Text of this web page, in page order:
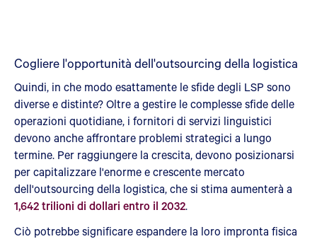
Cogliere l'opportunità dell'outsourcing della logistica
Quindi, in che modo esattamente le sfide degli LSP sono
diverse e distinte? Oltre a gestire le complesse sfide delle
operazioni quotidiane, i fornitori di servizi linguistici
devono anche affrontare problemi strategici a lungo
termine. Per raggiungere la crescita, devono posizionarsi
per capitalizzare l'enorme e crescente mercato
dell'outsourcing della logistica, che si stima aumenterà a
1,642 trilioni di dollari entro il 2032.
Ciò potrebbe significare espandere la loro impronta fisica